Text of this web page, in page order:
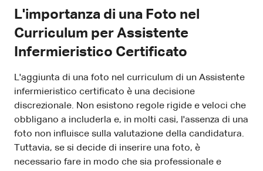
L'importanza di una Foto nel
Curriculum per Assistente
Infermieristico Certificato
L'aggiunta di una foto nel curriculum di un Assistente
infermieristico certificato è una decisione
discrezionale. Non esistono regole rigide e veloci che
obbligano a includerla e, in molti casi, l'assenza di una
foto non influisce sulla valutazione della candidatura.
Tuttavia, se si decide di inserire una foto, è
necessario fare in modo che sia professionale e